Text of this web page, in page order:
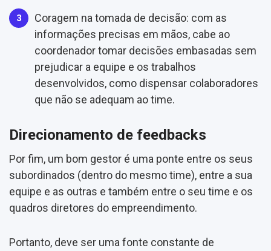
Coragem na tomada de decisão: com as
informações precisas em mãos, cabe ao
coordenador tomar decisões embasadas sem
prejudicar a equipe e os trabalhos
desenvolvidos, como dispensar colaboradores
que não se adequam ao time.
Direcionamento de feedbacks
Por fim, um bom gestor é uma ponte entre os seus
subordinados (dentro do mesmo time), entre a sua
equipe e as outras e também entre o seu time e os
quadros diretores do empreendimento.
Portanto, deve ser uma fonte constante de